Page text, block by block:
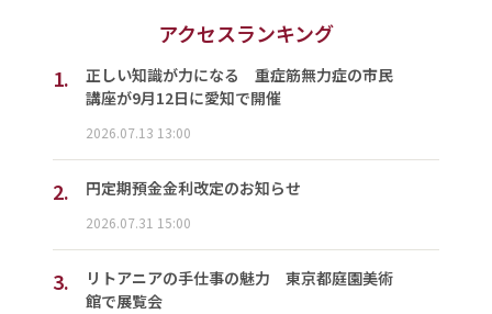
アクセスランキング
1.
正しい知識が力になる 重症筋無力症の市民
講座が9月12日に愛知で開催
2026.07.13 13:00
2. 円定期預金金利改定のお知らせ
2026.07.31 15:00
3.
リトアニアの手仕事の魅力 東京都庭園美術
館で展覧会